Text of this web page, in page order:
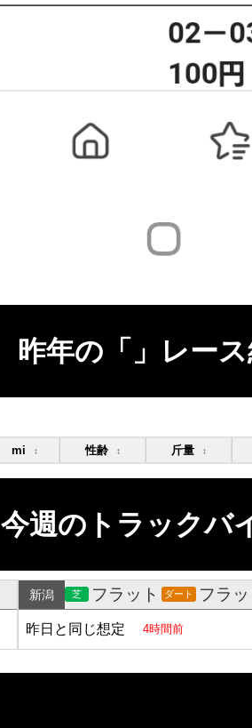
昨年の「」レー
mi ↕ 性齢 ↕ 斤量 ↕
今週のトラックバ
新潟 芝 フラット ダート フラッ
昨日と同じ想定 4時間前